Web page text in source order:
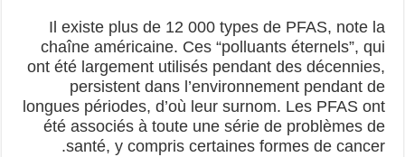
Il existe plus de 12 000 types de PFAS, note la
chaîne américaine. Ces “polluants éternels”, qui
ont été largement utilisés pendant des décennies,
persistent dans l’environnement pendant de
longues périodes, d’où leur surnom. Les PFAS ont
été associés à toute une série de problèmes de
santé, y compris certaines formes de cancer.